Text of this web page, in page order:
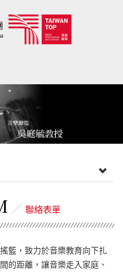
聯絡表單
籃，致力於音樂教育向下扎
的距離，讓音樂走入家庭、